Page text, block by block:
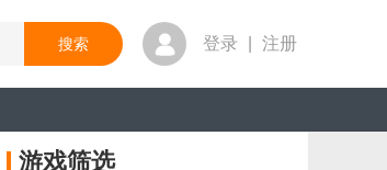
登录 注册
游戏筛选